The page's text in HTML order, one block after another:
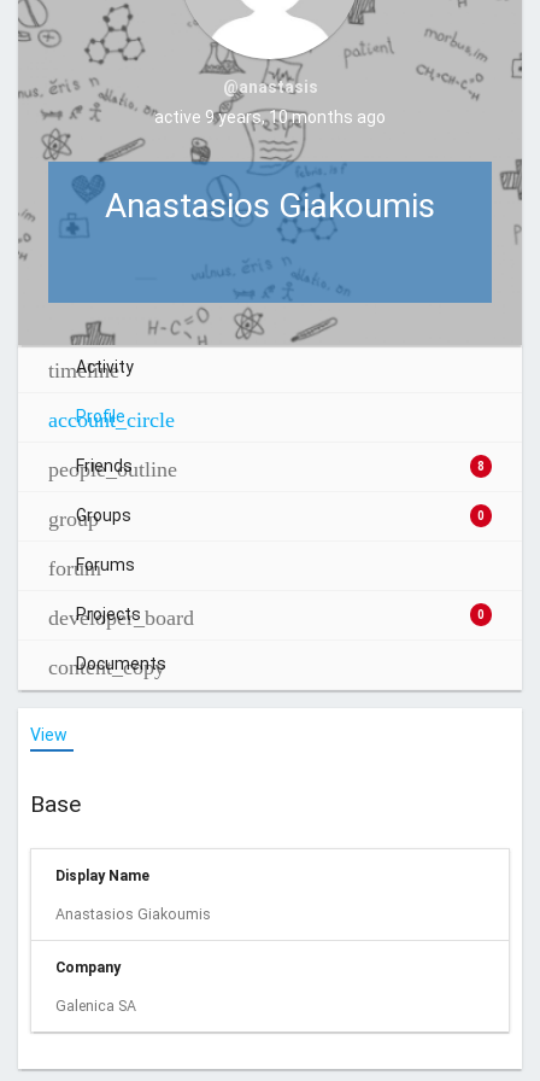
@anastasis
active 9 years, 10 months ago
Anastasios Giakoumis
Activity
Profile
Friends 8
Groups 0
Forums
Projects 0
Documents
View
Base
Display Name
Anastasios Giakoumis
Company
Galenica SA